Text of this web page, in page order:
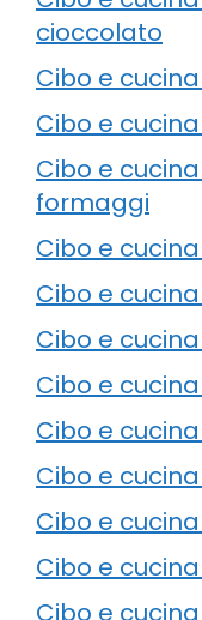
cioccolato
Cibo e
Cibo e
Cibo e
formaggi
Cibo e
Cibo e
Cibo e
Cibo e
Cibo e
Cibo e
Cibo e
Cibo e
Cibo e